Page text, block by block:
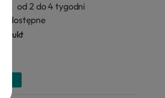
od 2 do 4 tygodni
dostępne